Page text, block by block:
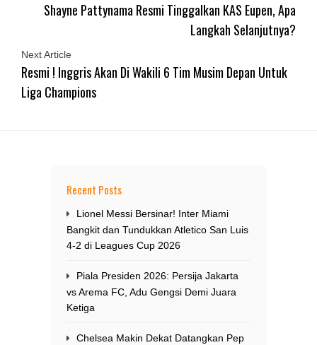
Shayne Pattynama Resmi Tinggalkan KAS Eupen, Apa
Langkah Selanjutnya?
Next Article
Resmi ! Inggris Akan Di Wakili 6 Tim Musim Depan Untuk
Liga Champions
Recent Posts
Lionel Messi Bersinar! Inter Miami
Bangkit dan Tundukkan Atletico San Luis
4-2 di Leagues Cup 2026
Piala Presiden 2026: Persija Jakarta
vs Arema FC, Adu Gengsi Demi Juara
Ketiga
Chelsea Makin Dekat Datangkan Pep